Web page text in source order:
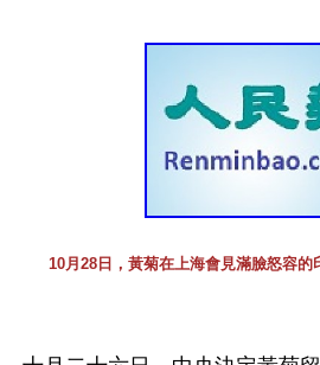
10月28日，黃菊在上海會見滿臉怒容的